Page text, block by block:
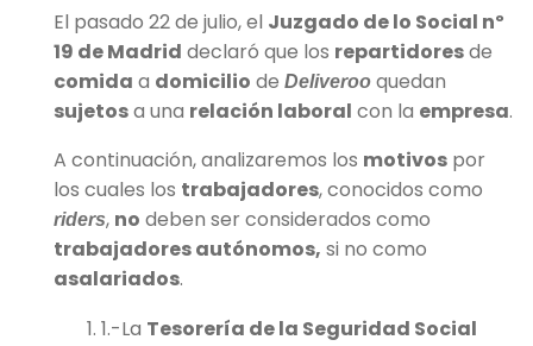
El pasado 22 de julio, el Juzgado de lo Social nº
19 de Madrid declaró que los repartidoresde
comida a domicilio de Deliveroo quedan
sujetosa una relación laboral con la empresa.
A continuación, analizaremos los motivos por
los cuales los trabajadores, conocidos como
riders, no deben ser considerados como
trabajadores autónomos, si no como
asalariados.
1.-La Tesorería de la Seguridad Social